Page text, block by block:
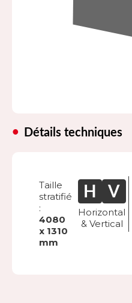
Détails techniques
Taille
stratifié
:
4080
x 1310
mm
Horizontal
& Vertical